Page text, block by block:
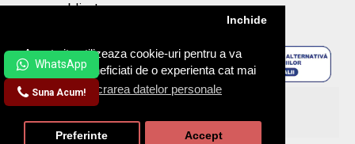
Acest site utilizeaza cookie-uri pentru a va
asigura ca beneficiati de o experienta cat mai
placuta.Prelucrarea datelor personale
Inchide
Preferinte Accept
republicata.
Suna Acum!